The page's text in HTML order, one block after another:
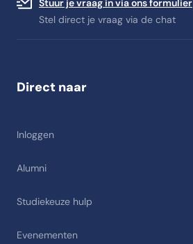
Stuur je vraag in via ons formulier
Stel direct je vraag via de chat
Direct naar
Inloggen
Alumni
Studiekeuze hulp
Evenementen